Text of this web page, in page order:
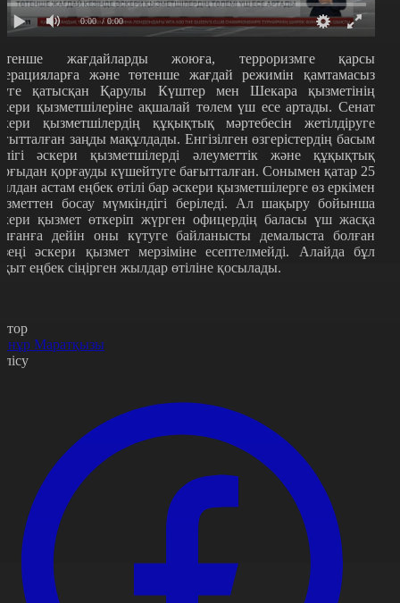
0:00 / 0:00
жағдайларды жоюға, терроризмге қарсы
және төтенше жағдай режимін қамтамасыз
қатысқан Қарулы Күштер мен Шекара қызметінің
қызметшілеріне ақшалай төлем үш есе артады. Сенат
қызметшілердің құқықтық мәртебесін жетілдіруге
заңды мақұлдады. Енгізілген өзгерістердің басым
әскери қызметшілерді әлеуметтік және құқықтық
қорғауды күшейтуге бағытталған. Сонымен қатар 25
астам еңбек өтілі бар әскери қызметшілерге өз еркімен
босау мүмкіндігі беріледі. Ал шақыру бойынша
қызмет өткеріп жүрген офицердің баласы үш жасқа
дейін оны күтуге байланысты демалыста болған
әскери қызмет мерзіміне есептелмейді. Алайда бұл
еңбек сіңірген жылдар өтіліне қосылады.
Маратқызы